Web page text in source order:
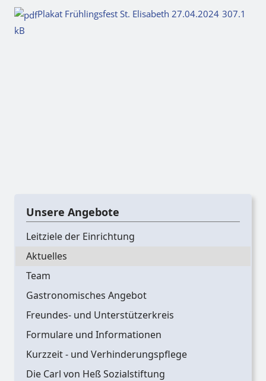
Plakat Frühlingsfest St. Elisabeth 27.04.2024 307.1
kB
Unsere Angebote
Leitziele der Einrichtung
Aktuelles
Team
Gastronomisches Angebot
Freundes- und Unterstützerkreis
Formulare und Informationen
Kurzzeit - und Verhinderungspflege
Die Carl von Heß Sozialstiftung